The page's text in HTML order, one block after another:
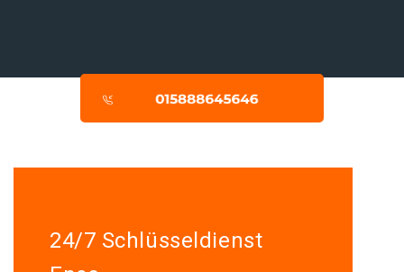
24/7 Schlüsseldienst